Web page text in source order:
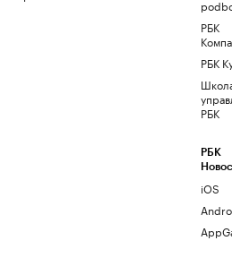
РБК
РБК
РБК
РБК
iOS